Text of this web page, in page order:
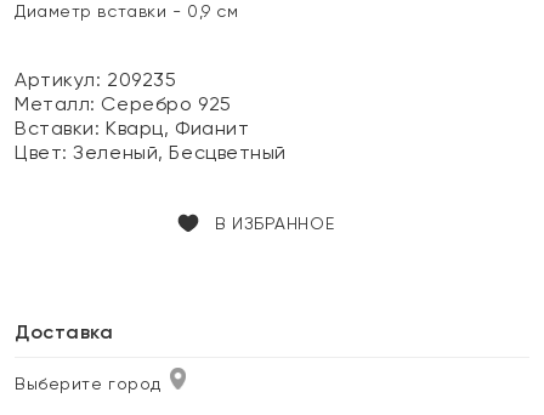
Диаметр вставки - 0,9 см
Артикул: 209235
Металл: Серебро 925
Вставки:Кварц, Фианит
Цвет:Зеленый, Бесцветный
В ИЗБРАННОЕ
Доставка
Выберите город